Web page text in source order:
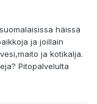
häissä
ja joillain
ja kotikalja.
Pitopalvelulta